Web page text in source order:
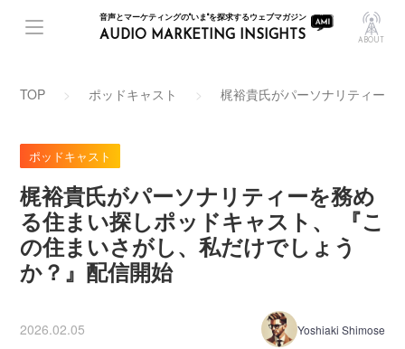
音声とマーケティングの"いま"を探求するウェブマガジン
AUDIO MARKETING INSIGHTS ABOUT
TOP ポッドキャスト 梶裕貴氏がパーソナリティー
ポッドキャスト
梶裕貴氏がパーソナリティーを務め
る住まい探しポッドキャスト、 『こ
の住まいさがし、私だけでしょう
か？』配信開始
2026.02.05 Yoshiaki Shimose